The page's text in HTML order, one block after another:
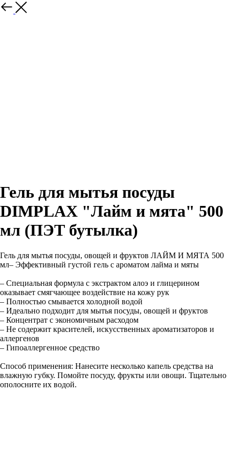
Гель для мытья посуды
DIMPLAX "Лайм и мята" 500
мл (ПЭТ бутылка)
Гель для мытья посуды, овощей и фруктов ЛАЙМ И МЯТА 500
мл– Эффективный густой гель с ароматом лайма и мяты
– Специальная формула с экстрактом алоэ и глицерином
оказывает смягчающее воздействие на кожу рук
– Полностью смывается холодной водой
– Идеально подходит для мытья посуды, овощей и фруктов
– Концентрат с экономичным расходом
– Не содержит красителей, искусственных ароматизаторов и
аллергенов
– Гипоаллергенное средство
Способ применения: Нанесите несколько капель средства на
влажную губку. Помойте посуду, фрукты или овощи. Тщательно
ополосните их водой.